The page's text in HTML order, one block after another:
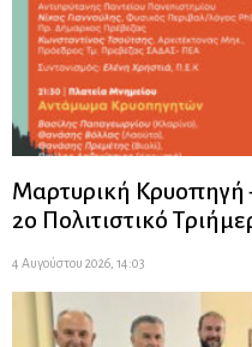
Μαρτυρική Κρυοπηγή
2ο Πολιτιστικό
4 Αυγούστου 2026, 14:03